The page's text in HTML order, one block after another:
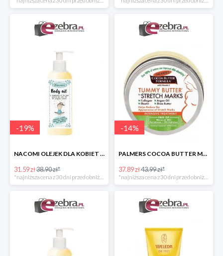
-19%
NACOMI OLEJEK DLA KOBIET W CIĄŻY NA ROZSTĘPY
31.59 zł38.90 zł*
-14%
PALMERS COCOA BUTTER MASŁO DO PIELĘGNACJI BRZUCHA W CIĄŻY
37.89 zł43.99 zł*